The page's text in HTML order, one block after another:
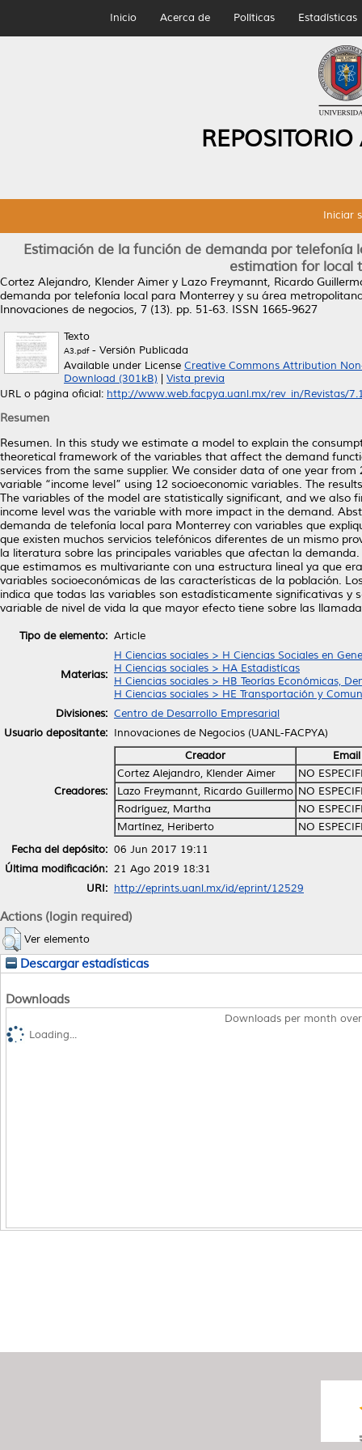
Inicio Acerca de Políticas Estadísticas
Iniciar
Estimación de la función de demanda por
estimation for local
Cortez Alejandro, Klender Aimer y Lazo Freymannt, Ricardo
demanda por telefonía local para Monterrey y su área
Innovaciones de negocios, 7 (13). pp. 51-63. ISSN 1665-9627
Texto
A3.pdf- Versión Publicada
Available under License Creative Commons Attribution
Download (301kB)
Vista previa
URL o página oficial: http://www.web.facpya.uanl.mx/rev_in/Revistas/
Resumen
Resumen. In this study we estimate a model to explain the
theoretical framework of the variables that affect the demand
services from the same supplier. We consider data of one year
variable “income level” using 12 socioeconomic variables. The
The variables of the model are statistically significant, and we also
income level was the variable with more impact in the demand.
demanda de telefonía local para Monterrey con variables que
que existen muchos servicios telefónicos diferentes de un mismo
la literatura sobre las principales variables que afectan la
que estimamos es multivariante con una estructura lineal ya que
variables socioeconómicas de las características de la población.
indica que todas las variables son estadísticamente significativas y
variable de nivel de vida la que mayor efecto tiene sobre las
Tipo de elemento: Article
Materias:
H Ciencias sociales > H Ciencias Sociales en
H Ciencias sociales > HA Estadistícas
H Ciencias sociales > HB Teorías Económicas,
H Ciencias sociales > HE Transportación y
Divisiones: Centro de Desarrollo Empresarial
Usuario depositante: Innovaciones de Negocios (UANL-FACPYA)
Creadores:
Creador
Email
Cortez Alejandro, Klender Aimer
NO
Lazo Freymannt, Ricardo Guillermo NO
Rodríguez, Martha
NO
Martínez, Heriberto
NO
Fecha del depósito: 06 Jun 2017 19:11
Última modificación: 21 Ago 2019 18:31
URI: http://eprints.uanl.mx/id/eprint/12529
Actions (login required)
Ver elemento
Descargar estadísticas
Downloads
Downloads per month
Loading...